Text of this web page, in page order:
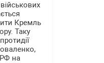
Кремль
Таку
на